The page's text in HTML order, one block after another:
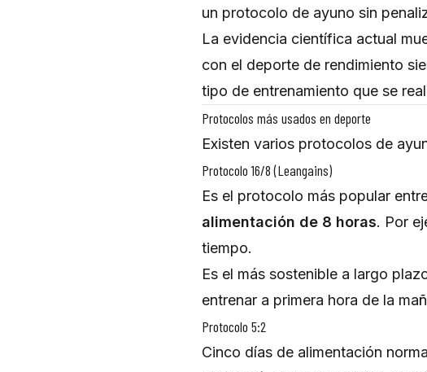
un protocolo de ayuno sin
La evidencia científica actual
con el deporte de rendimiento
tipo de entrenamiento que se
Protocolos más usados en deporte
Existen varios protocolos de
Protocolo 16/8 (Leangains)
Es el protocolo más popular
alimentación de 8 horas. Por
tiempo.
Es el más sostenible a largo
entrenar a primera hora de la
Protocolo 5:2
Cinco días de alimentación